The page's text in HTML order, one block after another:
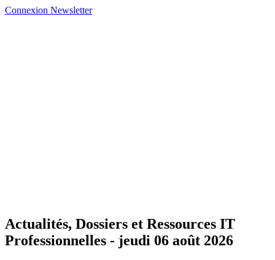
Connexion Newsletter
Actualités, Dossiers et Ressources IT
Professionnelles - jeudi 06 août 2026